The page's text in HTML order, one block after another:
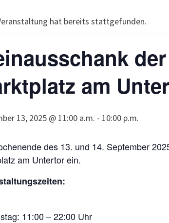
hat bereits stattgefunden.
am
13, 2025 @ 11:00 a.m. - 10:00 p.m.
des 13. und 14. September
am Untertor ein.
11:00 – 22:00 Uhr